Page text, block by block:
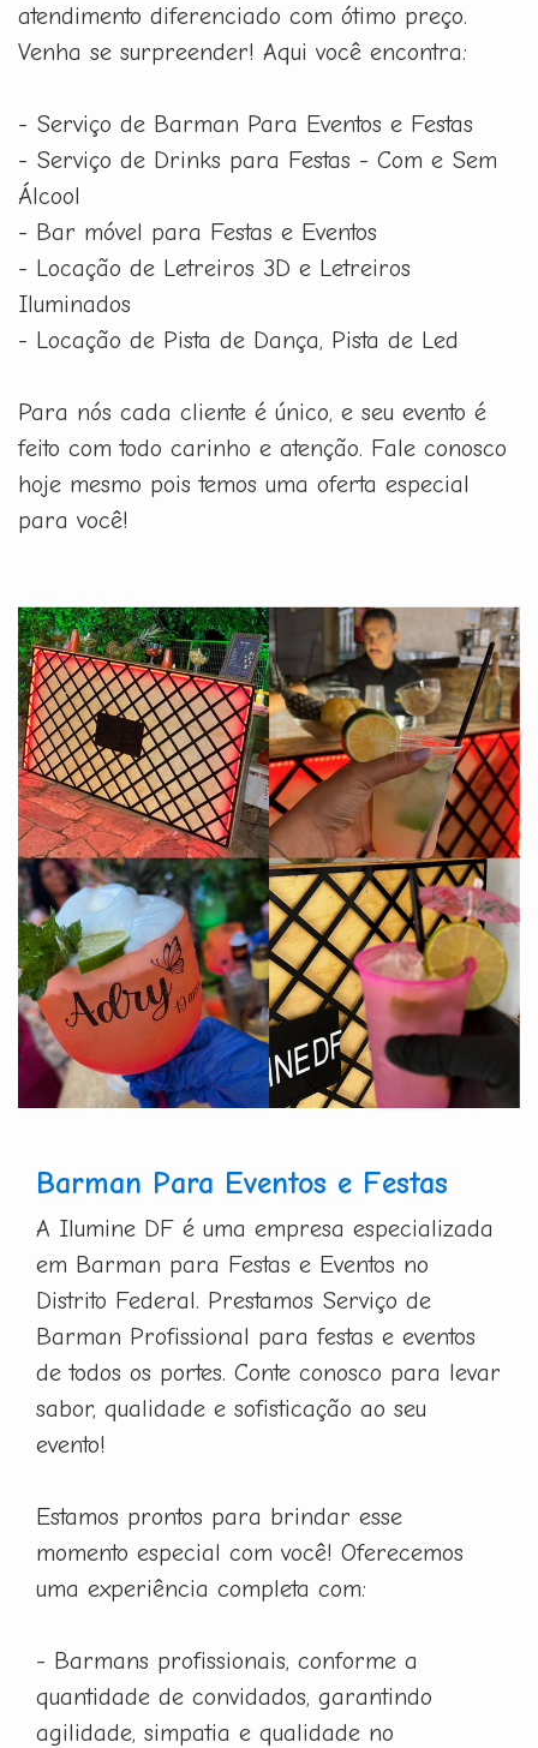
atendimento diferenciado com ótimo preço.
Venha se surpreender! Aqui você encontra:
- Serviço de Barman Para Eventos e Festas
- Serviço de Drinks para Festas - Com e Sem
Álcool
- Bar móvel para Festas e Eventos
- Locação de Letreiros 3D e Letreiros
Iluminados
- Locação de Pista de Dança, Pista de Led
Para nós cada cliente é único, e seu evento é
feito com todo carinho e atenção. Fale conosco
hoje mesmo pois temos uma oferta especial
para você!
Barman Para Eventos e Festas
A Ilumine DF é uma empresa especializada
em Barman para Festas e Eventos no
Distrito Federal. Prestamos Serviço de
Barman Profissional para festas e eventos
de todos os portes. Conte conosco para levar
sabor, qualidade e sofisticação ao seu
evento!
Estamos prontos para brindar esse
momento especial com você! Oferecemos
uma experiência completa com:
- Barmans profissionais, conforme a
quantidade de convidados, garantindo
agilidade, simpatia e qualidade no